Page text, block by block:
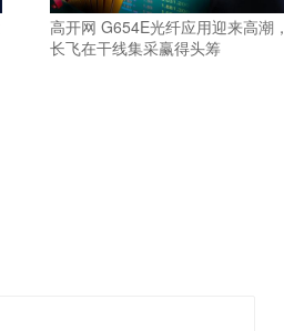
高开网 G654E光纤应用迎来高潮，
长飞在干线集采赢得头筹